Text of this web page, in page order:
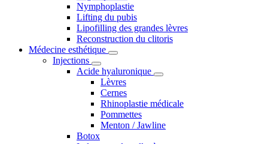
Nymphoplastie
Lifting du pubis
Lipofilling des grandes lèvres
Reconstruction du clitoris
Médecine esthétique
Injections
Acide hyaluronique
Lèvres
Cernes
Rhinoplastie médicale
Pommettes
Menton / Jawline
Botox